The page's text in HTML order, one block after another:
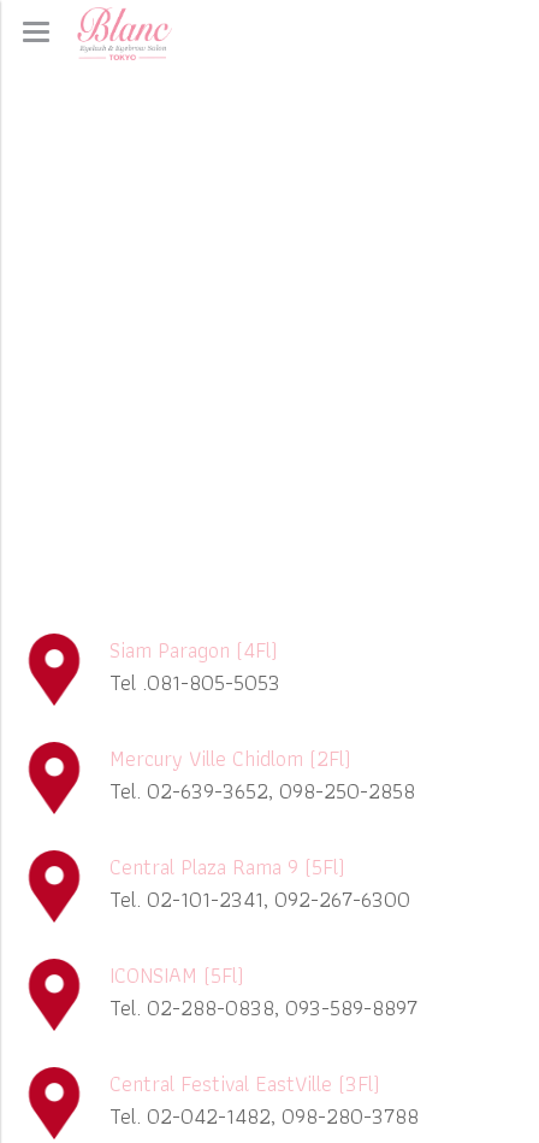
Siam Paragon (4Fl)
Tel .081-805-5053
Mercury Ville Chidlom (2Fl)
Tel. 02-639-3652, 098-250-2858
Central Plaza Rama 9 (5Fl)
Tel. 02-101-2341, 092-267-6300
ICONSIAM (5Fl)
Tel. 02-288-0838, 093-589-8897
Central Festival EastVille (3Fl)
Tel. 02-042-1482, 098-280-3788